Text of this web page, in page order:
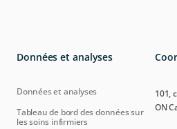
Données et analyses
Données et analyses
Tableau de bord des données sur
les soins infirmiers
101,
ON